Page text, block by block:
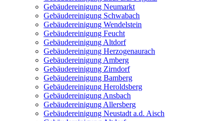
Gebäudereinigung Neumarkt
Gebäudereinigung Schwabach
Gebäudereinigung Wendelstein
Gebäudereinigung Feucht
Gebäudereinigung Altdorf
Gebäudereinigung Herzogenaurach
Gebäudereinigung Amberg
Gebäudereinigung Zirndorf
Gebäudereinigung Bamberg
Gebäudereinigung Heroldsberg
Gebäudereinigung Ansbach
Gebäudereinigung Allersberg
Gebäudereinigung Neustadt a.d. Aisch